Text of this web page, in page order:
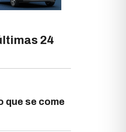
24
que se come